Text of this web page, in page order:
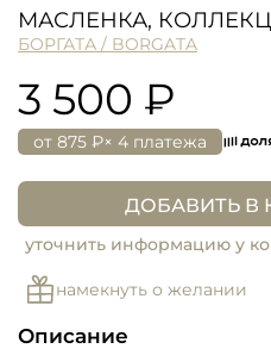
МАСЛЕНКА,
БОРГАТА / BORGATA
3 500 ₽
от 875 ₽× 4 платежа
ДОБАВИТЬ В
уточнить информацию у
намекнуть о желании
Описание